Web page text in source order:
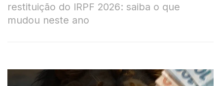
restituição do IRPF 2026: saiba o que
mudou neste ano